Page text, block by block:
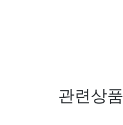
관련상품